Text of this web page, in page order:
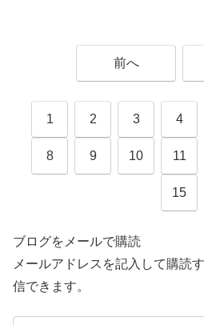
前へ
1 2 3 4
8 9 10 11
15
ブログをメールで購読
メールアドレスを記入して購読
信できます。